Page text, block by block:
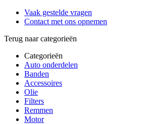
Vaak gestelde vragen
Contact met ons opnemen
Terug naar categorieën
Categorieën
Auto onderdelen
Banden
Accessoires
Olie
Filters
Remmen
Motor